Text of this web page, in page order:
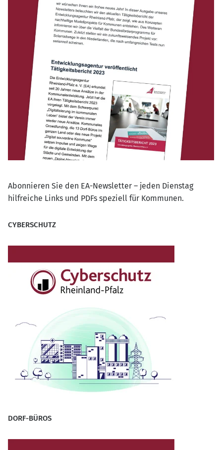
Abonnieren Sie den EA-Newsletter – jeden Dienstag
hilfreiche Links und PDFs speziell für Kommunen.
CYBERSCHUTZ
DORF-BÜROS